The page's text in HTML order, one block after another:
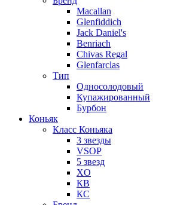
Macallan
Glenfiddich
Jack Daniel's
Benriach
Chivas Regal
Glenfarclas
Тип
Односолодовый
Купажированный
Бурбон
Коньяк
Класс Коньяка
3 звезды
VSOP
5 звезд
XO
КВ
КС